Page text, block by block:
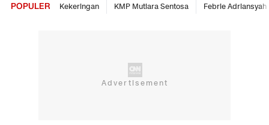
POPULER Kekeringan KMP Mutiara Sentosa Febrie Adriansyah